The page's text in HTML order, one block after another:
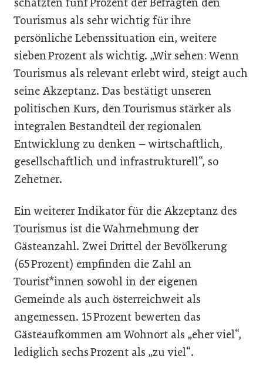
Tourismus als sehr wichtig für ihre
persönliche Lebenssituation ein, weitere
sieben Prozent als wichtig. „Wir sehen: Wenn
Tourismus als relevant erlebt wird, steigt auch
seine Akzeptanz. Das bestätigt unseren
politischen Kurs, den Tourismus stärker als
integralen Bestandteil der regionalen
Entwicklung zu denken – wirtschaftlich,
gesellschaftlich und infrastrukturell“, so
Zehetner.
Ein weiterer Indikator für die Akzeptanz des
Tourismus ist die Wahrnehmung der
Gästeanzahl. Zwei Drittel der Bevölkerung
(65 Prozent) empfinden die Zahl an
Tourist*innen sowohl in der eigenen
Gemeinde als auch österreichweit als
angemessen. 15 Prozent bewerten das
Gästeaufkommen am Wohnort als „eher viel“,
lediglich sechs Prozent als „zu viel“.